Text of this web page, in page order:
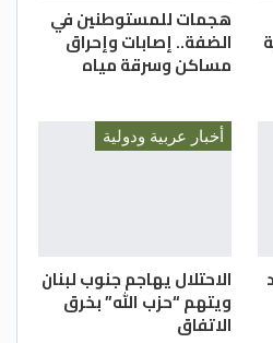
هجمات للمستوطنين في
الضفة.. إصابات وإحراق
مساكن وسرقة مياه
أخبار عربية ودولية
الاحتلال يهاجم جنوب لبنان
ويتهم “حزب الله” بخرق
الاتفاق